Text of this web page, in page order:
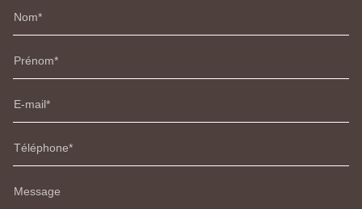
Nom
Prénom
E-mail
Téléphone
Message